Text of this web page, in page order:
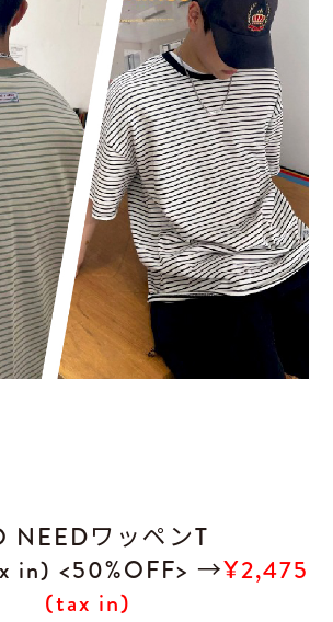
NEEDワッペンT
in) <50%OFF> →¥2,475
(tax in)